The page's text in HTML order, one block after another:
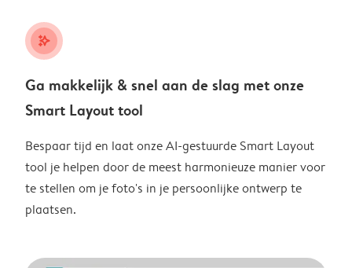
stars_plus
Ga makkelijk & snel aan de slag met onze
Smart Layout tool
Bespaar tijd en laat onze AI-gestuurde Smart Layout
tool je helpen door de meest harmonieuze manier voor
te stellen om je foto's in je persoonlijke ontwerp te
plaatsen.